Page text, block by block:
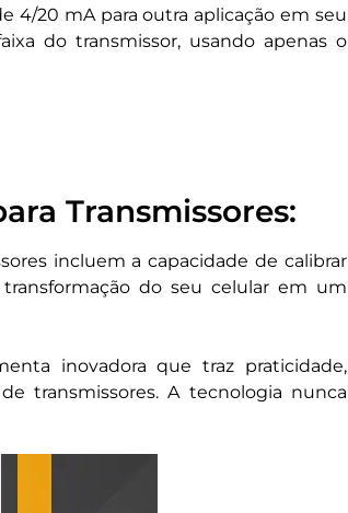
4/20 mA para outra aplicação em seu
do transmissor, usando apenas o
Transmissores:
incluem a capacidade de calibrar
do seu celular em um
inovadora que traz praticidade,
transmissores. A tecnologia nunca